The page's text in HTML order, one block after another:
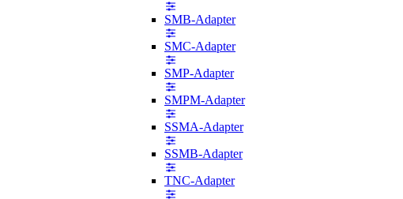
SMB-Adapter
SMC-Adapter
SMP-Adapter
SMPM-Adapter
SSMA-Adapter
SSMB-Adapter
TNC-Adapter